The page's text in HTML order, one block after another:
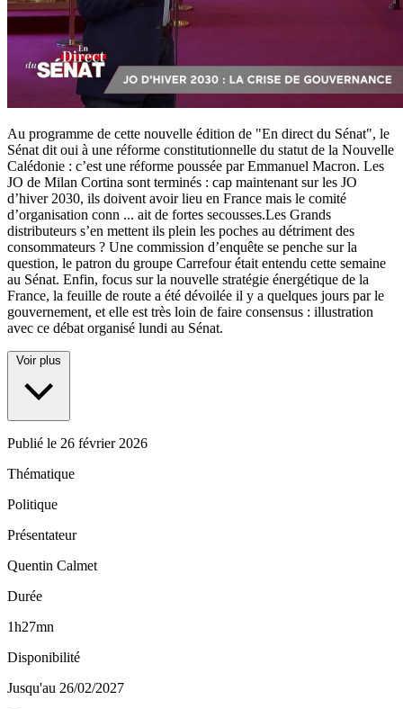
Au programme de cette nouvelle édition de "En direct du Sénat", le
Sénat dit oui à une réforme constitutionnelle du statut de la Nouvelle
Calédonie : c’est une réforme poussée par Emmanuel Macron. Les
JO de Milan Cortina sont terminés : cap maintenant sur les JO
d’hiver 2030, ils doivent avoir lieu en France mais le comité
d’organisation conn ... ait de fortes secousses.Les Grands
distributeurs s’en mettent ils plein les poches au détriment des
consommateurs ? Une commission d’enquête se penche sur la
question, le patron du groupe Carrefour était entendu cette semaine
au Sénat. Enfin, focus sur la nouvelle stratégie énergétique de la
France, la feuille de route a été dévoilée il y a quelques jours par le
gouvernement, et elle est très loin de faire consensus : illustration
avec ce débat organisé lundi au Sénat.
Voir plus
Publié le 26 février 2026
Thématique
Politique
Présentateur
Quentin Calmet
Durée
1h27mn
Disponibilité
Jusqu'au 26/02/2027